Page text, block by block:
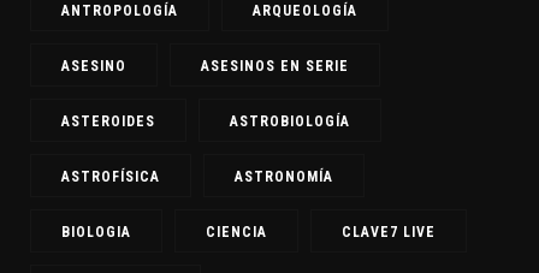
ANTROPOLOGÍA ARQUEOLOGÍA
ASESINO ASESINOS EN SERIE
ASTEROIDES ASTROBIOLOGÍA
ASTROFÍSICA ASTRONOMÍA
BIOLOGIA CIENCIA CLAVE7 LIVE